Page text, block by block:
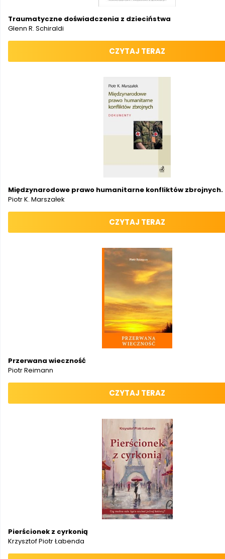
Traumatyczne doświadczenia z dzieciństwa
Glenn R. Schiraldi
CZYTAJ TERAZ
Międzynarodowe prawo humanitarne konfliktów zbrojnych.
Piotr K. Marszałek
CZYTAJ TERAZ
Przerwana wieczność
Piotr Reimann
CZYTAJ TERAZ
Pierścionek z cyrkonią
Krzysztof Piotr Łabenda